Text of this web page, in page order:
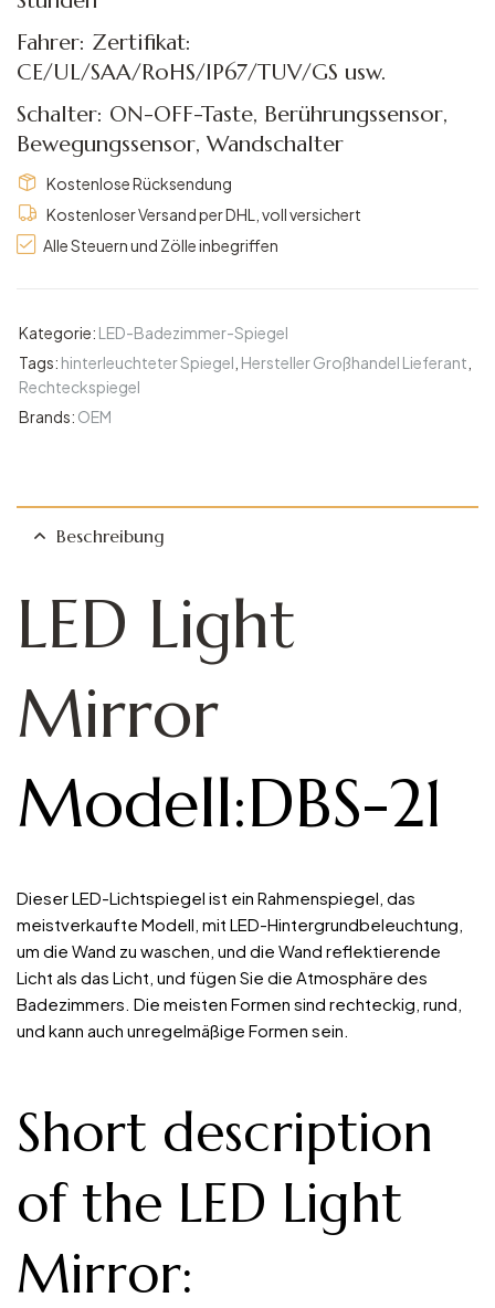
Fahrer: Zertifikat:
CE/UL/SAA/RoHS/IP67/TUV/GS usw.
Schalter: ON-OFF-Taste, Berührungssensor,
Bewegungssensor, Wandschalter
Kostenlose Rücksendung
Kostenloser Versand per DHL, voll versichert
Alle Steuern und Zölle inbegriffen
Kategorie: LED-Badezimmer-Spiegel
Tags: hinterleuchteter Spiegel Hersteller Großhandel Lieferant
Rechteckspiegel
Brands: OEM
Beschreibung
LED Light
Mirror​
Modell:DBS-21
Dieser LED-Lichtspiegel ist ein Rahmenspiegel, das
meistverkaufte Modell, mit LED-Hintergrundbeleuchtung,
um die Wand zu waschen, und die Wand reflektierende
Licht als das Licht, und fügen Sie die Atmosphäre des
Badezimmers. Die meisten Formen sind rechteckig, rund,
und kann auch unregelmäßige Formen sein.
Short description
of the LED Light
Mirror: